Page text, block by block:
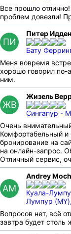
Все прошло
проблем довезли!
ПИ
Питер
Бату
Меня вовремя
хорошо говорил по-
ним.
ЖВ
Жизель
Сингапур -
Очень
Комфортабельный и
бронирование на
на онлайн-запрос.
Отличный сервис,
AM
Andrey
Куала-
Лумпур
Вопросов нет, всё
завтра будет